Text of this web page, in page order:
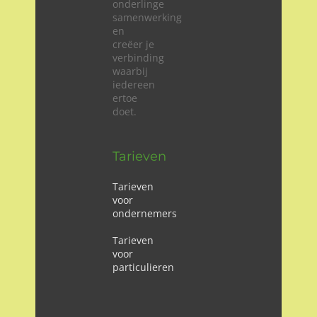
onderlinge
samenwerking
en
creëer je
verbinding
waarbij
iedereen
ertoe
doet.
Tarieven
Tarieven
voor
ondernemers
Tarieven
voor
particulieren